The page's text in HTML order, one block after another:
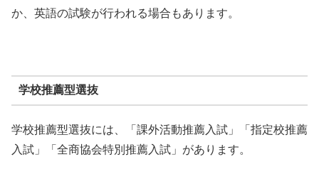
か、英語の試験が行われる場合もあります。
学校推薦型選抜
学校推薦型選抜には、「課外活動推薦入試」「指定校推薦
入試」「全商協会特別推薦入試」があります。